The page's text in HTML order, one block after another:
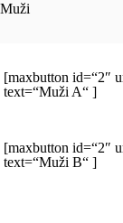
Muži
[maxbutton id=“2″
text=“Muži A“ ]
[maxbutton id=“2″
text=“Muži B“ ]